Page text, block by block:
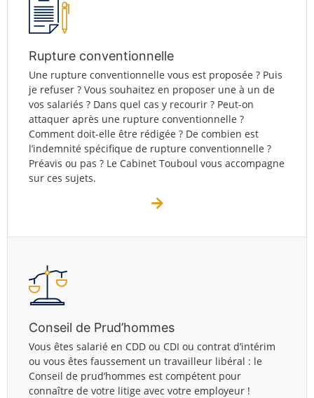
Rupture conventionnelle
Une rupture conventionnelle vous est proposée ? Puis
je refuser ? Vous souhaitez en proposer une à un de
vos salariés ? Dans quel cas y recourir ? Peut-on
attaquer après une rupture conventionnelle ?
Comment doit-elle être rédigée ? De combien est
l’indemnité spécifique de rupture conventionnelle ?
Préavis ou pas ? Le Cabinet Touboul vous accompagne
sur ces sujets.
Conseil de Prud’hommes
Vous êtes salarié en CDD ou CDI ou contrat d’intérim
ou vous êtes faussement un travailleur libéral : le
Conseil de prud’hommes est compétent pour
connaître de votre litige avec votre employeur !